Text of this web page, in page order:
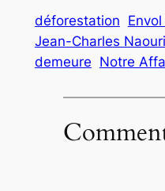
déforestation
Jean-Charles Naouri
demeure Notre